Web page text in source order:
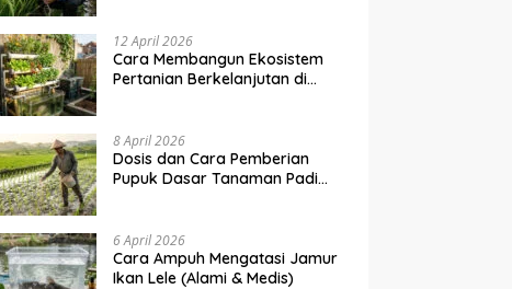
IoT dalam
Modern di Indonesia
Ekonomi Sumber Daya Lahan:
12 April 2026
Cara Membangun Ekosistem
Pertanian Berkelanjutan di
8 April 2026
Dosis dan Cara Pemberian
Pupuk Dasar Tanaman Padi
6 April 2026
Cara Ampuh Mengatasi Jamur
Ikan Lele (Alami & Medis)